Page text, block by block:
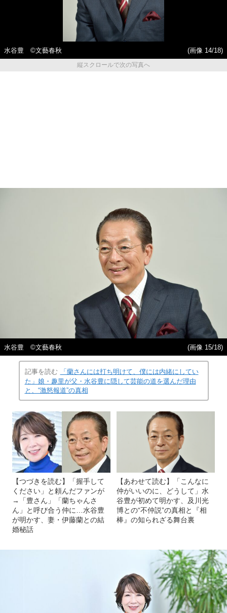
水谷豊 ©︎文藝春秋
(画像 14/18)
縦スクロールで次の写真へ
水谷豊 ©︎文藝春秋 (画像 15/18)
記事を読む
「蘭さんには打ち明けて、僕には内緒にしてい
た」娘・趣里が父・水谷豊に隠して芸能の道を選んだ理由
と、“激怒報道”の真相
【つづきを読む】「握手して
ください」と頼んだファンが
→「豊さん」「蘭ちゃんさ
ん」と呼び合う仲に…水谷豊
が明かす、妻・伊藤蘭との結
婚秘話
【あわせて読む】「こんなに
仲がいいのに、どうして」水
谷豊が初めて明かす、及川光
博との“不仲説”の真相と『相
棒』の知られざる舞台裏